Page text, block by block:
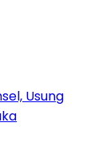
Usung